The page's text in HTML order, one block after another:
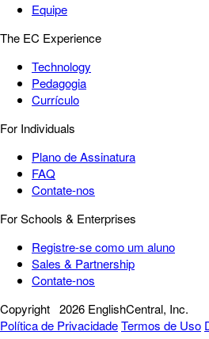
Equipe
The EC Experience
Technology
Pedagogia
Currículo
For Individuals
Plano de Assinatura
FAQ
Contate-nos
For Schools & Enterprises
Registre-se como um aluno
Sales & Partnership
Contate-nos
Copyright 2026 EnglishCentral, Inc.
Política de PrivacidadeTermos de Uso